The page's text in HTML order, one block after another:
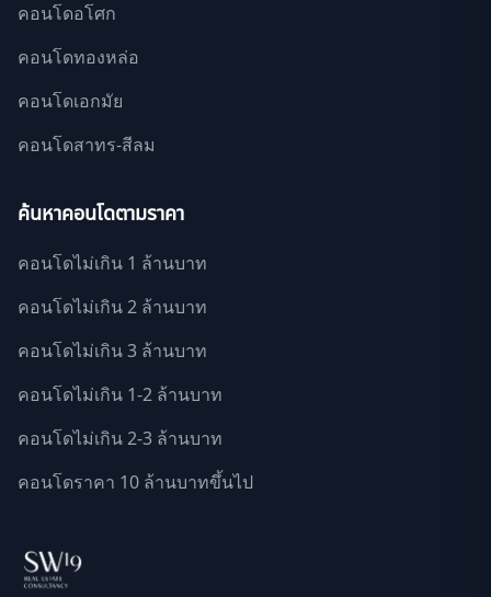
คอนโดอโศก
คอนโดทองหล่อ
คอนโดเอกมัย
คอนโดสาทร-สีลม
ค้นหาคอนโดตามราคา
คอนโดไม่เกิน 1 ล้านบาท
คอนโดไม่เกิน 2 ล้านบาท
คอนโดไม่เกิน 3 ล้านบาท
คอนโดไม่เกิน 1-2 ล้านบาท
คอนโดไม่เกิน 2-3 ล้านบาท
คอนโดราคา 10 ล้านบาทขึ้นไป